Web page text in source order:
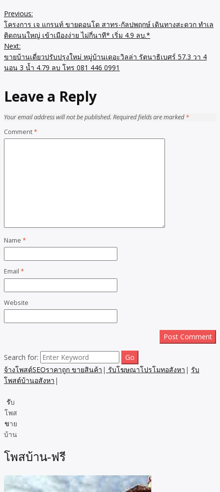
Previous:
โครงการ เจ แกรนท์ ขายดอนโด สาทร-กัลปพฤกษ์ เดินทางสะดวก ทำเล
ติดถนนใหญ่ เข้าเมืองง่าย ไม่กี่นาที* เริ่ม 4.9 ลบ.*
Next:
ขายบ้านเดี่ยวปรับปรุงใหม่ หมู่บ้านเดอะวิลล่า รัตนาธิเบศร์ 57.3 วา 4
นอน 3 น้ำ 4.79 ลบ โทร 081 446 0991
Leave a Reply
Your email address will not be published. Required fields are marked*
Comment*
Name *
Email *
Website
Search for:
จ้างโพสต์SEOราคาถูก ขายสินค้า | รับโฆษณาโปรโมทอสังหา | รับ
โพสต์บ้านอสังหา |
รับ
โพส
ขาย
บ้าน
โพสบ้าน-ฟรี